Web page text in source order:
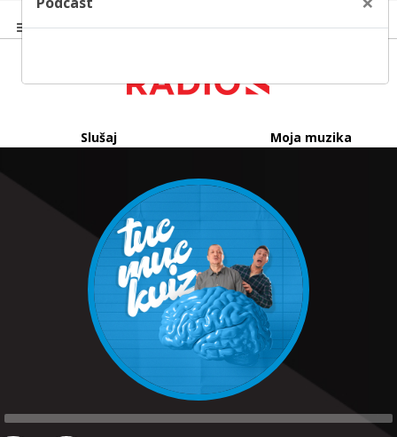
Slušaj Moja muzika